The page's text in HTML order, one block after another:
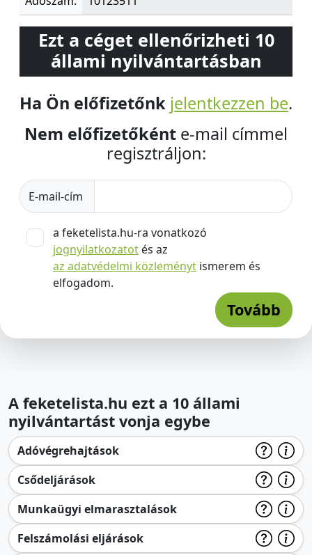
Ezt a céget ellenőrizheti 10
állami nyilvántartásban
Ha Ön előfizetőnk jelentkezzen be.
Nem előfizetőként e-mail címmel
regisztráljon:
E-mail-cím
a feketelista.hu-ra vonatkozó
jognyilatkozatot és az
az adatvédelmi közleményt ismerem és
elfogadom.
Tovább
A feketelista.hu ezt a 10 állami
nyilvántartást vonja egybe
Adóvégrehajtások
Csődeljárások
Munkaügyi elmarasztalások
Felszámolási eljárások